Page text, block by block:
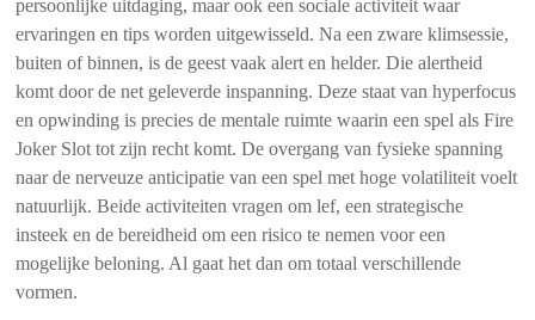
persoonlijke uitdaging, maar ook een sociale activiteit waar
ervaringen en tips worden uitgewisseld. Na een zware klimsessie,
buiten of binnen, is de geest vaak alert en helder. Die alertheid
komt door de net geleverde inspanning. Deze staat van hyperfocus
en opwinding is precies de mentale ruimte waarin een spel als Fire
Joker Slot tot zijn recht komt. De overgang van fysieke spanning
naar de nerveuze anticipatie van een spel met hoge volatiliteit voelt
natuurlijk. Beide activiteiten vragen om lef, een strategische
insteek en de bereidheid om een risico te nemen voor een
mogelijke beloning. Al gaat het dan om totaal verschillende
vormen.